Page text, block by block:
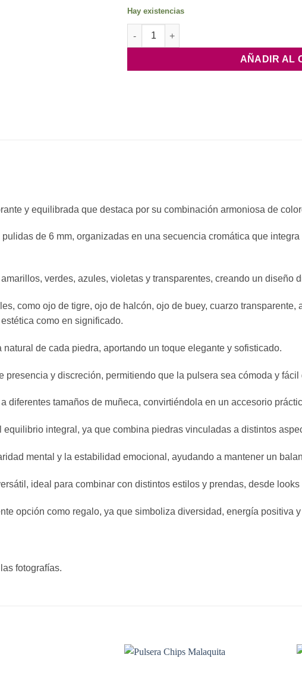
Hay existencias
Pulsera Bola 6mm Ojo Mix cantidad
AÑADIR AL
y equilibrada que destaca por su combinación armoniosa de
de 6 mm, organizadas en una secuencia cromática que
verdes, azules, violetas y transparentes, creando un diseño
como ojo de tigre, ojo de halcón, ojo de buey, cuarzo transparente,
como en significado.
de cada piedra, aportando un toque elegante y sofisticado.
presencia y discreción, permitiendo que la pulsera sea cómoda y
diferentes tamaños de muñeca, convirtiéndola en un accesorio
integral, ya que combina piedras vinculadas a distintos
mental y la estabilidad emocional, ayudando a mantener un
ideal para combinar con distintos estilos y prendas, desde
opción como regalo, ya que simboliza diversidad, energía positiva
fotografías.